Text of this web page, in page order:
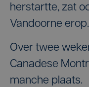
herstartte, zat
Vandoorne erop.
Over twee
Canadese
manche plaats.